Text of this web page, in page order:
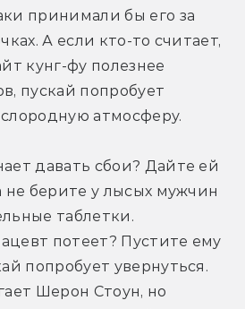
принимали бы его за
А если кто-то считает,
кунг-фу полезнее
пускай попробует
атмосферу.
давать сбои? Дайте ей
не берите у лысых мужчин
таблетки.
потеет? Пустите ему
попробует увернуться.
Шерон Стоун, но